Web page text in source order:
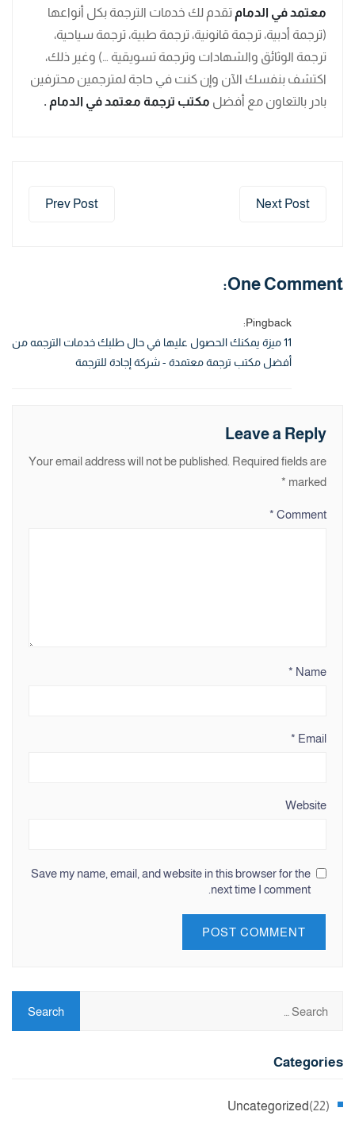
معتمد في الدمام تقدم لك خدمات الترجمة بكل أنواعها
(ترجمة أدبية، ترجمة قانونية، ترجمة طبية، ترجمة سياحية،
ترجمة الوثائق والشهادات وترجمة تسويقية …) وغير ذلك،
اكتشف بنفسك الآن وإن كنت في حاجة لمترجمين محترفين
بادر بالتعاون مع أفضل مكتب ترجمة معتمد في الدمام .
Prev Post Next Post
One Comment:
Pingback:
11 ميزة يمكنك الحصول عليها في حال طلبك خدمات الترجمه من
أفضل مكتب ترجمة معتمدة - شركة إجادة للترجمة
Leave a Reply
Your email address will not be published. Required fields are
marked
*
Comment
*
Name
*
Email
*
Website
Save my name, email, and website in this browser for the
next time I comment.
Categories
Uncategorized (22)